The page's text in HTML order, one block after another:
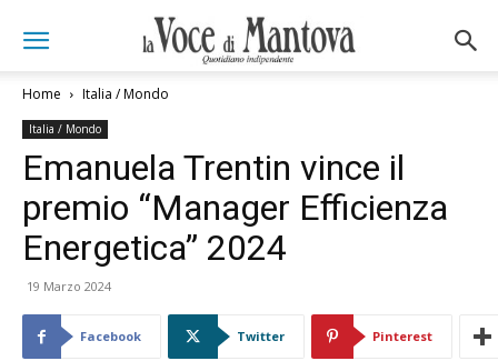
Home Italia / Mondo
Italia / Mondo
Emanuela Trentin vince il
premio “Manager Efficienza
Energetica” 2024
19 Marzo 2024
Facebook Twitter Pinterest